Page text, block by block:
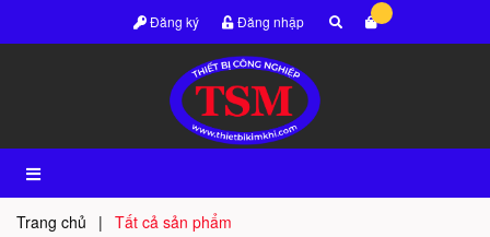
Đăng ký Đăng nhập
Trang chủ | Tất cả sản phẩm